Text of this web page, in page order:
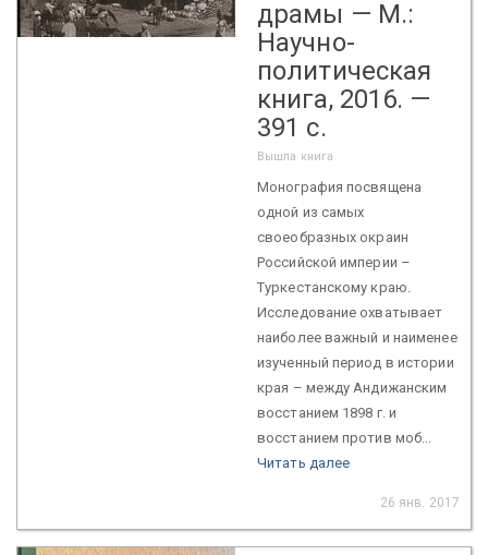
драмы — М.:
Научно-
политическая
книга, 2016. —
391 с.
Вышла книга
Монография посвящена
одной из самых
своеобразных окраин
Российской империи –
Туркестанскому краю.
Исследование охватывает
наиболее важный и наименее
изученный период в истории
края – между Андижанским
восстанием 1898 г. и
восстанием против моб...
Читать далее
26 янв. 2017